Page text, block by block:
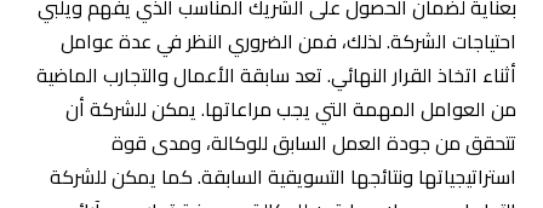
: سنقوم بإجراء دراسة شاملة لاحتياجاتك وأهدافك التسويقية.
سنحلل سوقك المستهدف ونفهم المنافسة المحيطة بك.
سنعمل معك على وضع استراتيجية تسويق رقمي مخصصة
تلبي احتياجاتك وتحقق أهدافك.
ما هي استراتيجياتكم في تحقيق نتائج قابلة
للقياس وقابلة للتحقق كـ وكالة تسويق رقمى؟